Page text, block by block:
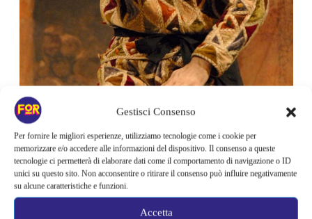
Gestisci Consenso
Per fornire le migliori esperienze, utilizziamo tecnologie come i cookie per
memorizzare e/o accedere alle informazioni del dispositivo. Il consenso a queste
tecnologie ci permetterà di elaborare dati come il comportamento di navigazione o ID
unici su questo sito. Non acconsentire o ritirare il consenso può influire negativamente
su alcune caratteristiche e funzioni.
Accetta
©Ciminaghi-PiccoloTeatroMilano